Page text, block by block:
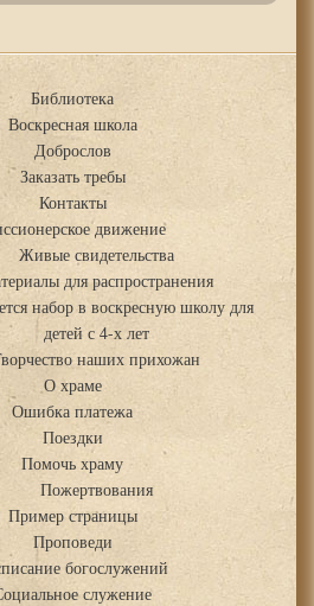
Библиотека
Воскресная школа
Доброслов
Заказать требы
Контакты
движение
Живые свидетельства
для распространения
набор в воскресную школу для
детей с 4-х лет
наших прихожан
О храме
Ошибка платежа
Поездки
Помочь храму
Пожертвования
Пример страницы
Проповеди
богослужений
служение